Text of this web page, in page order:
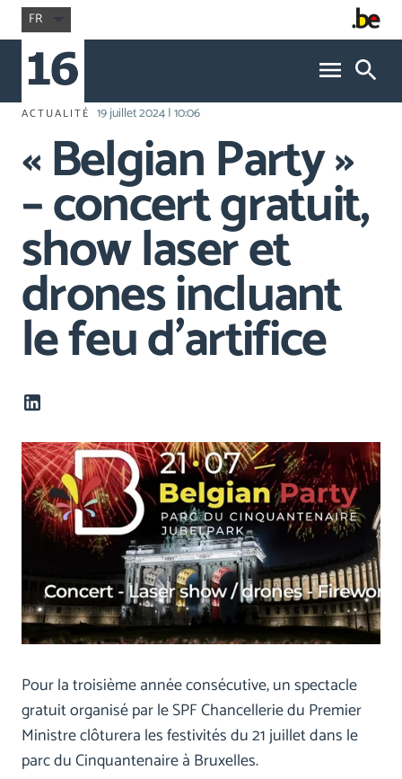
FR
ACTUALITÉ 19 juillet 2024 | 10:06
« Belgian Party »
– concert gratuit,
show laser et
drones incluant
le feu d’artifice
Pour la troisième année consécutive, un spectacle
gratuit organisé par le SPF Chancellerie du Premier
Ministre clôturera les festivités du 21 juillet dans le
parc du Cinquantenaire à Bruxelles.